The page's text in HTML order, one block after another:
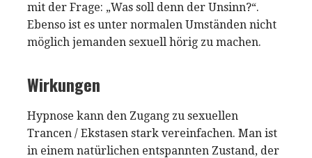
mit der Frage: „Was soll denn der Unsinn?“.
Ebenso ist es unter normalen Umständen nicht
möglich jemanden sexuell hörig zu machen.
Wirkungen
Hypnose kann den Zugang zu sexuellen
Trancen / Ekstasen stark vereinfachen. Man ist
in einem natürlichen entspannten Zustand, der